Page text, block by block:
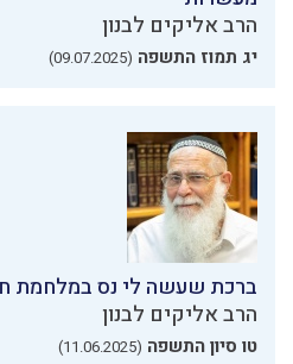
הרב אליקים לבנון
יג תמוז התשפה (09.07.2025)
ברכת שעשה לי נס במלחמת
הרב אליקים לבנון
טו סיון התשפה (11.06.2025)